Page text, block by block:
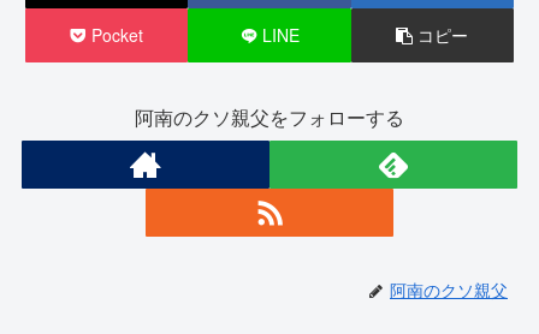
Pocket LINE コピー
阿南のクソ親父をフォローする
阿南のクソ親父